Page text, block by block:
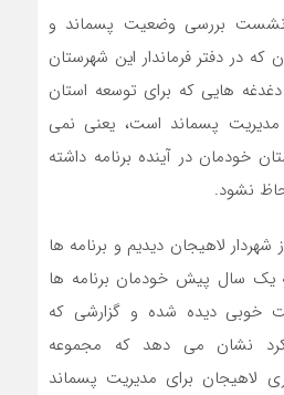
نشست بررسی وضعیت پسماند و
که در دفتر فرماندار این شهرستان
دغدغه هایی که برای توسعه استان
مدیریت پسماند است، یعنی نمی
خودمان در آینده برنامه داشته
نشود.
لاهیجان دیدیم و برنامه ها
یک سال پیش خودمان برنامه ها
خوبی دیده شده و گزارشی که
کرد نشان می دهد که مجموعه
لاهیجان برای مدیریت پسماند